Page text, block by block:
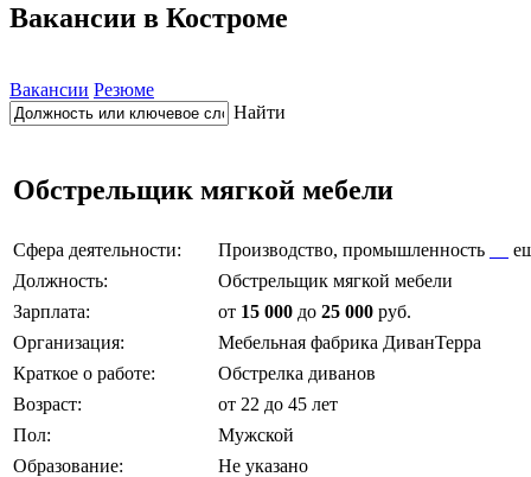
Вакансии в Костроме
Вакансии Резюме
Найти
Обстрельщик мягкой мебели
Сфера деятельности: Производство, промышленность
Должность:
Обстрельщик мягкой мебели
Зарплата:
от 15 000 до 25 000 руб.
Организация:
Мебельная фабрика ДиванТерра
Краткое о работе:
Обстрелка диванов
Возраст:
от 22 до 45 лет
Пол:
Мужской
Образование:
Не указано